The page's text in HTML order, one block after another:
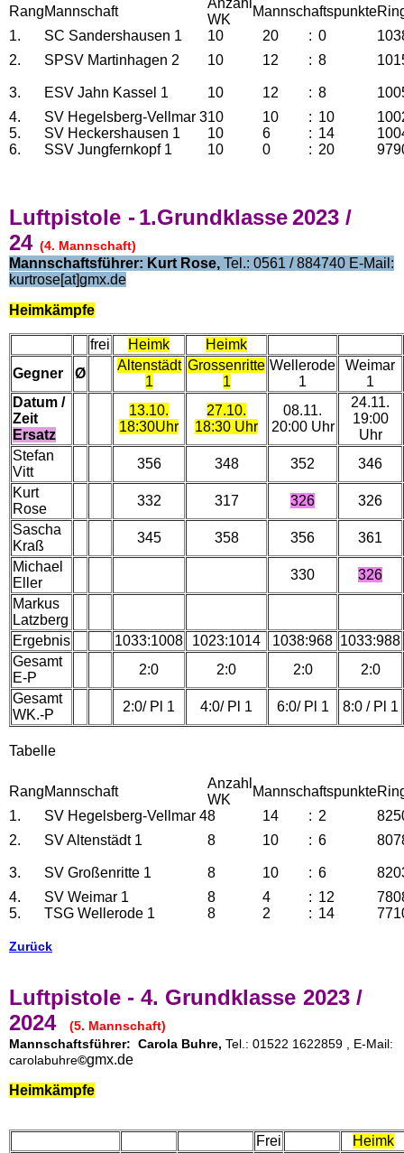
RangMannschaft
Anzahl
WK
Mannschaftspunkte
1.
SC Sandershausen 1 10 20 : 0
2.
SPSV Martinhagen 2 10 12 : 8
3. ESV Jahn Kassel 1 10 12 : 8
4.
SV Hegelsberg-Vellmar 310 10 : 10
5.
SV Heckershausen 1 10 6 : 14
6.
SSV Jungfernkopf 1 10 0 : 20
Luftpistole - 1.Grundklasse2023 /
24 (4. Mannschaft)
Mannschaftsführer: Kurt Rose, Tel.: 0561 / 884740 E-Mail:
kurtrose[at]gmx.de
Heimkämpfe
frei Heimk
Heimk
Gegner
Ø
Altenstädt
1
Grossenritte
1
Wellerode
1
Weimar
1
Datum /
Zeit
Ersatz
13.10.
18:30Uhr
27.10.
18:30 Uhr
08.11.
20:00 Uhr
24.11.
19:00
Uhr
Stefan
Vitt
356 348 352
346
Kurt
Rose
332 317 326
326
Sascha
Kraß
345 358 356
361
Michael
Eller
330
326
Markus
Latzberg
Ergebnis
1033:1008 1023:1014 1038:968 1033:988
Gesamt
E-P
2:0 2:0 2:0
2:0
Gesamt
WK.-P
2:0/ Pl 1 4:0/ Pl 1 6:0/ Pl 1 8:0 / Pl 1
Tabelle
RangMannschaft
Anzahl
WK
Mannschaftspunkte
1.
SV Hegelsberg-Vellmar 48 14 : 2
2.
SV Altenstädt 1 8 10 : 6
3. SV Großenritte 1 8 10 : 6
4.
SV Weimar 1 8 4 : 12
5.
TSG Wellerode 1 8 2 : 14
Zurück
Luftpistole - 4. Grundklasse 2023 /
2024
(5. Mannschaft)
Mannschaftsführer: Carola Buhre, Tel.: 01522 1622859
, E-Mail:
carolabuhre©gmx.de
Heimkämpfe
Frei
Heimk